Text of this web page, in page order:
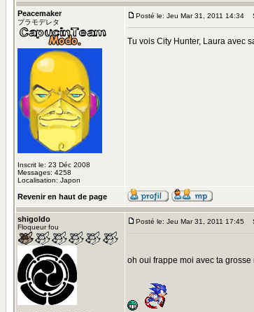
Peacemaker
プラモデレタ
Inscrit le: 23 Déc 2008
Messages: 4258
Localisation: Japon
Posté le: Jeu Mar 31, 2011 14:34
Tu vois City Hunter, Laura avec
Revenir en haut de page
shigoldo
Floqueur fou
Posté le: Jeu Mar 31, 2011 17:45
oh oui frappe moi avec ta grosse